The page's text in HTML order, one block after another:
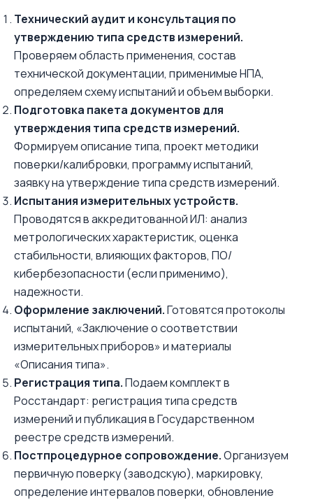
Технический аудит и консультация по
утверждению типа средств измерений.
Проверяем область применения, состав
технической документации, применимые НПА,
определяем схему испытаний и объем выборки.
Подготовка пакета документов для
утверждения типа средств измерений.
Формируем описание типа, проект методики
поверки/калибровки, программу испытаний,
заявку на утверждение типа средств измерений.
Испытания измерительных устройств.
Проводятся в аккредитованной ИЛ: анализ
метрологических характеристик, оценка
стабильности, влияющих факторов, ПО/
кибербезопасности (если применимо),
надежности.
Оформление заключений.Готовятся протоколы
испытаний, «Заключение о соответствии
измерительных приборов» и материалы
«Описания типа».
Регистрация типа.Подаем комплект в
Росстандарт: регистрация типа средств
измерений и публикация в Государственном
реестре средств измерений.
Постпроцедурное сопровождение.Организуем
первичную поверку (заводскую), маркировку,
определение интервалов поверки, обновление